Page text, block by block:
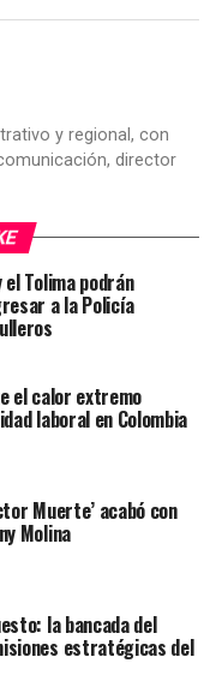
y regional, con
director
el Tolima podrán
a la Policía
el calor extremo
laboral en Colombia
Muerte’ acabó con
Molina
la bancada del
estratégicas del